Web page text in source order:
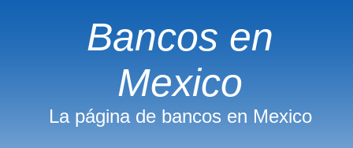
Bancos en
Mexico
La página de bancos en Mexico